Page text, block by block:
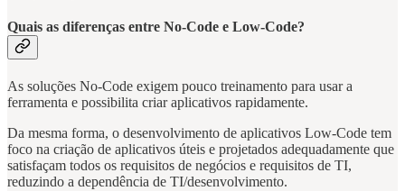
Quais as diferenças entre No-Code e Low-Code?
As soluções No-Code exigem pouco treinamento para usar a
ferramenta e possibilita criar aplicativos rapidamente.
Da mesma forma, o desenvolvimento de aplicativos Low-Code tem
foco na criação de aplicativos úteis e projetados adequadamente que
satisfaçam todos os requisitos de negócios e requisitos de TI,
reduzindo a dependência de TI/desenvolvimento.